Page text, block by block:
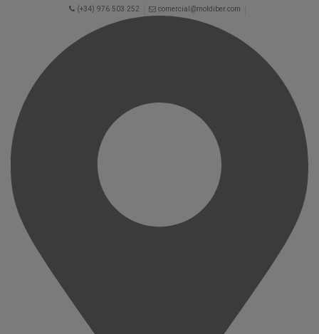
(+34) 976 503 252 comercial@moldiber.com